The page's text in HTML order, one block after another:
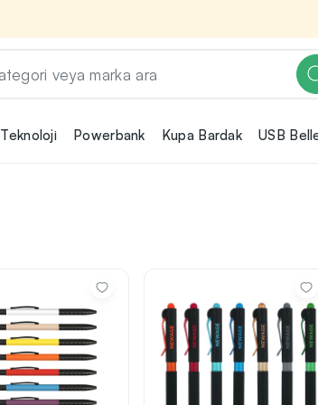
3
Teknoloji Powerbank Kupa Bardak USB